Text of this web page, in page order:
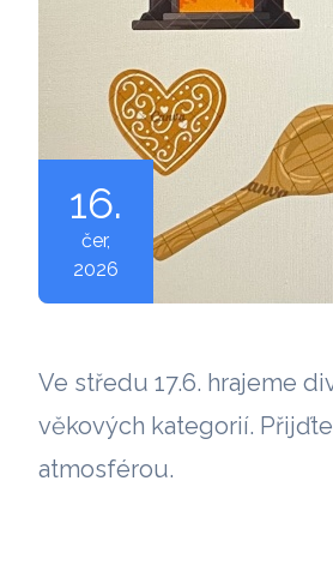
16.
čer,
2026
Ve středu 17.6. hrajeme
věkových kategorií.
atmosférou.